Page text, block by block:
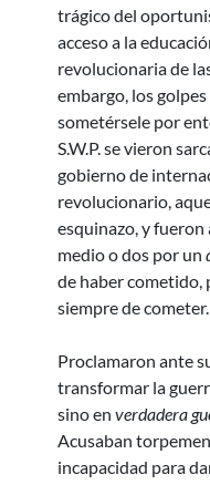
trágico del
acceso a la
revolucionaria de
embargo, los
sometérsele por
S.W.P. se vieron
gobierno de
revolucionario,
esquinazo, y fueron
medio o dos por un
de haber cometido,
siempre de cometer.
Proclamaron ante
transformar la
sino en verdadera
Acusaban
incapacidad para